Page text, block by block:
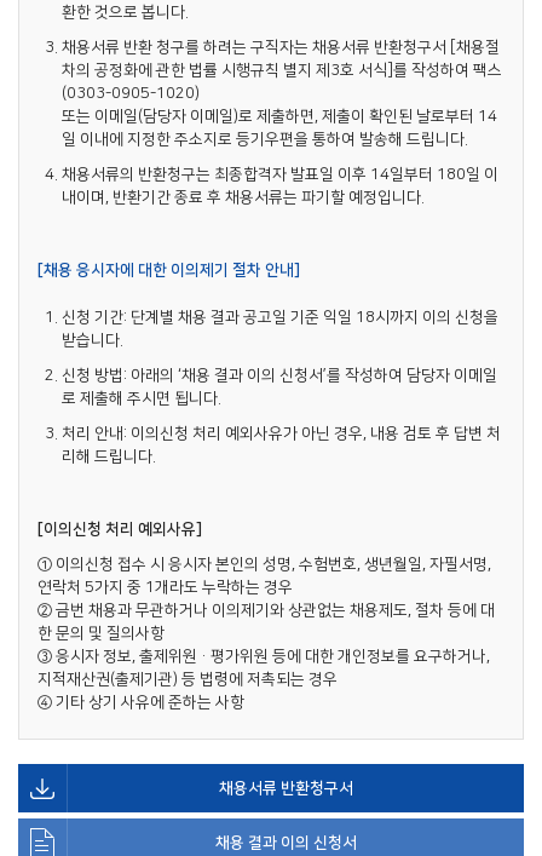
환한 것으로 봅니다.
채용서류 반환 청구를 하려는 구직자는 채용서류 반환청구서 [채용절
차의 공정화에 관한 법률 시행규칙 별지 제3호 서식]를 작성하여 팩스
(0303-0905-1020)
또는 이메일(담당자 이메일)로 제출하면, 제출이 확인된 날로부터 14
일 이내에 지정한 주소지로 등기우편을 통하여 발송해 드립니다.
채용서류의 반환청구는 최종합격자 발표일 이후 14일부터 180일 이
내이며, 반환기간 종료 후 채용서류는 파기할 예정입니다.
[채용 응시자에 대한 이의제기 절차 안내]
신청 기간: 단계별 채용 결과 공고일 기준 익일 18시까지 이의 신청을
받습니다.
신청 방법: 아래의 ‘채용 결과 이의 신청서’를 작성하여 담당자 이메일
로 제출해 주시면 됩니다.
처리 안내: 이의신청 처리 예외사유가 아닌 경우, 내용 검토 후 답변 처
리해 드립니다.
[이의신청 처리 예외사유]
① 이의신청 접수 시 응시자 본인의 성명, 수험번호, 생년월일, 자필서명,
연락처 5가지 중 1개라도 누락하는 경우
② 금번 채용과 무관하거나 이의제기와 상관없는 채용제도, 절차 등에 대
한 문의 및 질의사항
③ 응시자 정보, 출제위원·평가위원 등에 대한 개인정보를 요구하거나,
지적재산권(출제기관) 등 법령에 저촉되는 경우
④ 기타 상기 사유에 준하는 사항
채용서류 반환청구서
채용 결과 이의 신청서